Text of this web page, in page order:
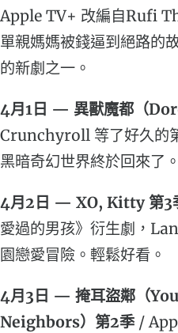
Apple TV+ 改編自Rufi
單親媽媽被錢逼到絕路的
的新劇之一。
4月1日 — 異獸魔都（
Crunchyroll 等了好久的
黑暗奇幻世界終於回來了。
4月2日 — XO, Kitty 第3
愛過的男孩》衍生劇，
園戀愛冒險。輕鬆好看。
4月3日 — 掩耳盜鄰（
Neighbors）第2季 /